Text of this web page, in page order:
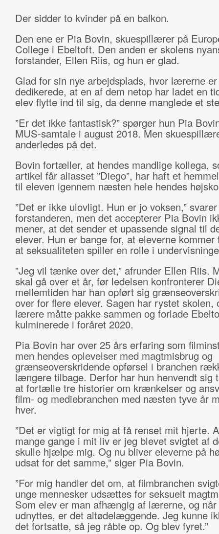
Der sidder to kvinder på en balkon.
Den ene er Pia Bovin, skuespillærer på
College i Ebeltoft. Den anden er skolens
forstander, Ellen Riis, og hun er glad.
Glad for sin nye arbejdsplads, hvor lærerne
dedikerede, at en af dem netop har ladet en
elev flytte ind til sig, da denne manglede et
”Er det ikke fantastisk?” spørger hun Pia
MUS-samtale i august 2018. Men
anderledes på det.
Bovin fortæller, at hendes mandlige kollega,
artikel får aliasset ”Diego”, har haft et
til eleven igennem næsten hele hendes
”Det er ikke ulovligt. Hun er jo voksen,” svarer
forstanderen, men det accepterer Pia Bovin
mener, at det sender et upassende signal til
elever. Hun er bange for, at eleverne
at seksualiteten spiller en rolle i
”Jeg vil tænke over det,” afrunder Ellen Riis.
skal gå over et år, før ledelsen konfronterer
mellemtiden har han opført sig
over for flere elever. Sagen har rystet skolen,
lærere måtte pakke sammen og forlade
kulminerede i foråret 2020.
Pia Bovin har over 25 års erfaring som
men hendes oplevelser med magtmisbrug og
grænseoverskridende opførsel i branchen
længere tilbage. Derfor har hun henvendt sig
at fortælle tre historier om krænkelser og
film- og mediebranchen med næsten tyve år
hver.
”Det er vigtigt for mig at få renset mit hjerte.
mange gange i mit liv er jeg blevet svigtet af
skulle hjælpe mig. Og nu bliver eleverne på
udsat for det samme,” siger Pia Bovin.
”For mig handler det om, at filmbranchen
unge mennesker udsættes for seksuelt
Som elev er man afhængig af lærerne, og når
udnyttes, er det altødelæggende. Jeg kunne
det fortsatte, så jeg råbte op. Og blev fyret.”